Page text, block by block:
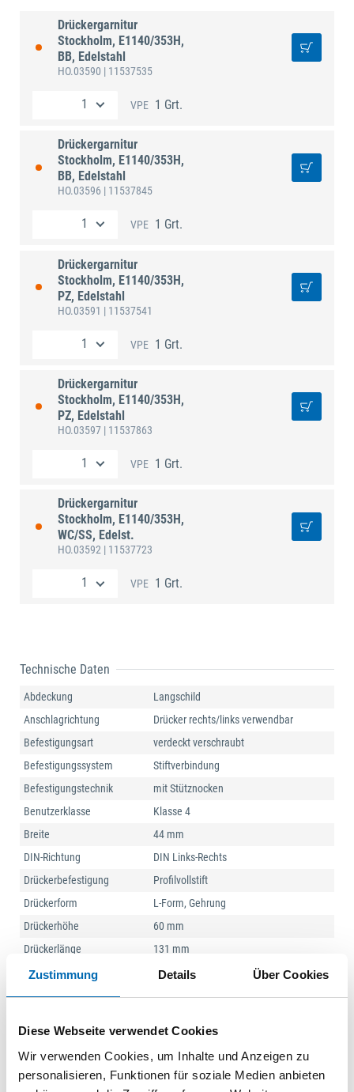
Zustimmung Details Über Cookies
Diese Webseite verwendet Cookies
Wir verwenden Cookies, um Inhalte und Anzeigen zu
personalisieren, Funktionen für soziale Medien anbieten
Drückergarnitur
Stockholm, E1140/353H,
BB, Edelstahl
HO.03590 | 11537535
VPE 1 Grt.
Drückergarnitur
Stockholm, E1140/353H,
BB, Edelstahl
HO.03596 | 11537845
VPE 1 Grt.
Drückergarnitur
Stockholm, E1140/353H,
PZ, Edelstahl
HO.03591 | 11537541
VPE 1 Grt.
Drückergarnitur
Stockholm, E1140/353H,
PZ, Edelstahl
HO.03597 | 11537863
VPE 1 Grt.
Drückergarnitur
Stockholm, E1140/353H,
WC/SS, Edelst.
HO.03592 | 11537723
VPE 1 Grt.
Technische Daten
Abdeckung
Langschild
Anschlagrichtung
Drücker rechts/links verwendbar
Befestigungsart
verdeckt verschraubt
Befestigungssystem
Stiftverbindung
Befestigungstechnik
mit Stütznocken
Benutzerklasse
Klasse 4
Breite
44 mm
DIN-Richtung
DIN Links-Rechts
Drückerbefestigung
Profilvollstift
Drückerform
L-Form, Gehrung
Drückerhöhe
60 mm
Drückerlänge
131 mm
Einsatzbereich
Objekttür
Form
oval
Rückholfeder, Sertos®
Länge
230 mm
Material
Edelstahl